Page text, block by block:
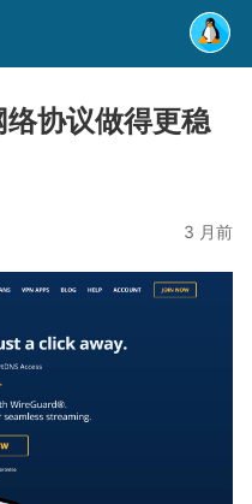
协议做得更稳
3 月前